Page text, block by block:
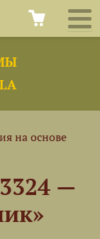
на основе
—